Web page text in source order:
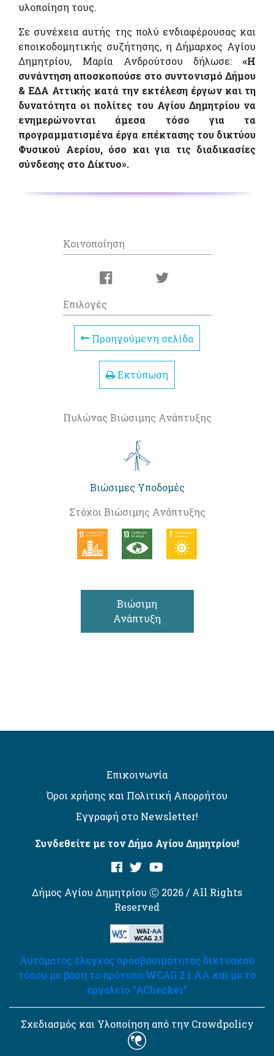
υλοποίηση τους.
Σε συνέχεια αυτής της πολύ ενδιαφέρουσας και
εποικοδομητικής συζήτησης, η Δήμαρχος Αγίου
Δημητρίου, Μαρία Ανδρούτσου δήλωσε: «Η
συνάντηση αποσκοπούσε στο συντονισμό Δήμου
& ΕΔΑ Αττικής κατά την εκτέλεση έργων και τη
δυνατότητα οι πολίτες του Αγίου Δημητρίου να
ενημερώνονται άμεσα τόσο για τα
προγραμματισμένα έργα επέκτασης του δικτύου
Φυσικού Αερίου, όσο και για τις διαδικασίες
σύνδεσης στο Δίκτυο».
Κοινοποίηση
Επιλογές
Προηγούμενη σελίδα
Εκτύπωση
Πυλώνας Βιώσιμης Ανάπτυξης
Βιώσιμες Υποδομές
Στόχοι Βιώσιμης Ανάπτυξης
Βιώσιμη
Ανάπτυξη
Επικοινωνία
Όροι χρήσης και Πολιτική Απορρήτου
Εγγραφή στο Newsletter!
Συνδεθείτε με τον Δήμο Αγίου Δημητρίου!
Δήμος Αγίου Δημητρίου Ⓒ 2026 / All Rights
Reserved
Αυτόματος έλεγχος προσβασιμότητας δικτυακού
τόπου με βάση το πρότυπο WCAG 2.1 AA και με το
εργαλείο “AChecker”
Σχεδιασμός και Υλοποίηση από την Crowdpolicy